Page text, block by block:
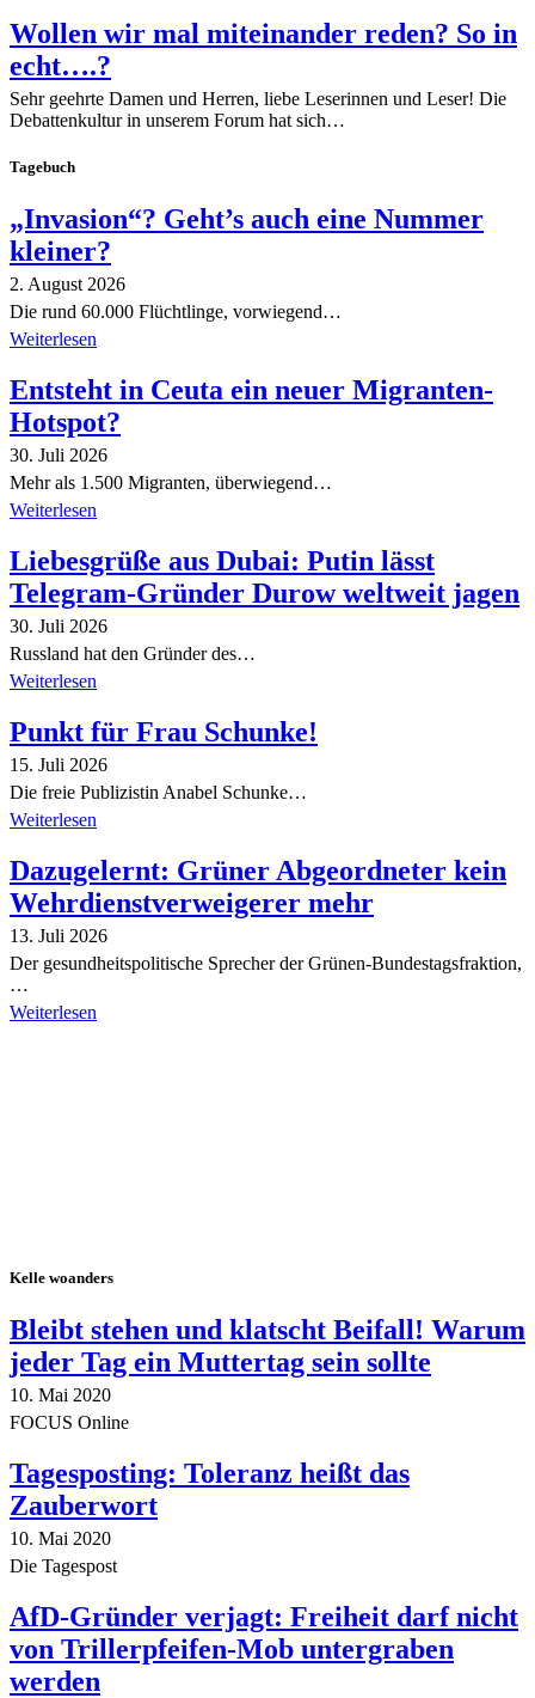
Wollen wir mal miteinander reden? So in
echt….?
Sehr geehrte Damen und Herren, liebe Leserinnen und Leser! Die
Debattenkultur in unserem Forum hat sich…
Tagebuch
„Invasion“? Geht’s auch eine Nummer
kleiner?
2. August 2026
Die rund 60.000 Flüchtlinge, vorwiegend…
Weiterlesen
Entsteht in Ceuta ein neuer Migranten-
Hotspot?
30. Juli 2026
Mehr als 1.500 Migranten, überwiegend…
Weiterlesen
Liebesgrüße aus Dubai: Putin lässt
Telegram-Gründer Durow weltweit jagen
30. Juli 2026
Russland hat den Gründer des…
Weiterlesen
Punkt für Frau Schunke!
15. Juli 2026
Die freie Publizistin Anabel Schunke…
Weiterlesen
Dazugelernt: Grüner Abgeordneter kein
Wehrdienstverweigerer mehr
13. Juli 2026
Der gesundheitspolitische Sprecher der Grünen-Bundestagsfraktion,
…
Weiterlesen
Kelle woanders
Bleibt stehen und klatscht Beifall! Warum
jeder Tag ein Muttertag sein sollte
10. Mai 2020
FOCUS Online
Tagesposting: Toleranz heißt das
Zauberwort
10. Mai 2020
Die Tagespost
AfD-Gründer verjagt: Freiheit darf nicht
von Trillerpfeifen-Mob untergraben
werden